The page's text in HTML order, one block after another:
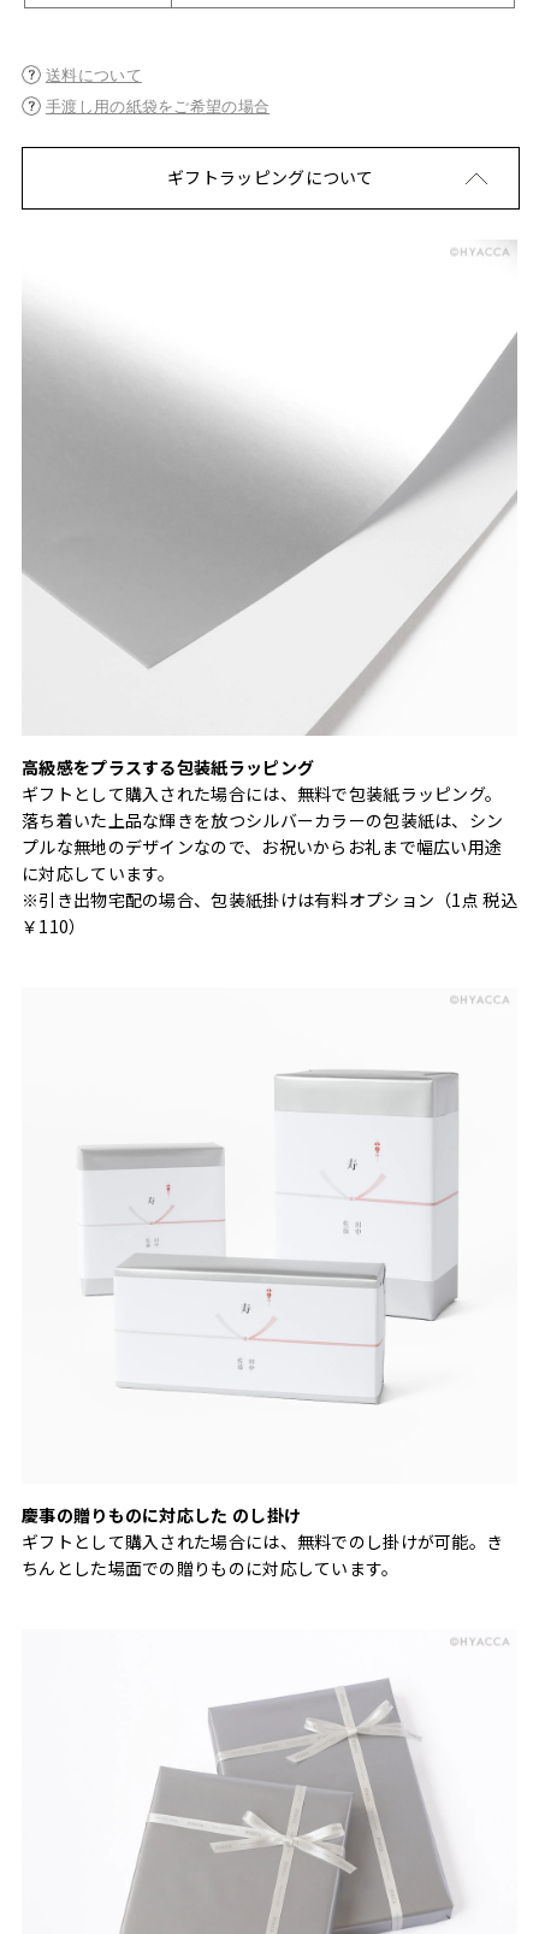
送料について
手渡し用の紙袋をご希望の場合
ギフトラッピングについて
高級感をプラスする包装紙ラッピング
ギフトとして購入された場合には、無料で包装紙ラッピング。
落ち着いた上品な輝きを放つシルバーカラーの包装紙は、シン
プルな無地のデザインなので、お祝いからお礼まで幅広い用途
に対応しています。
※引き出物宅配の場合、包装紙掛けは有料オプション（1点 税込
￥110）
慶事の贈りものに対応した のし掛け
ギフトとして購入された場合には、無料でのし掛けが可能。き
ちんとした場面での贈りものに対応しています。